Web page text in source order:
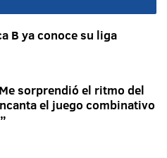
B ya conoce su liga
sorprendió el ritmo del
el juego combinativo